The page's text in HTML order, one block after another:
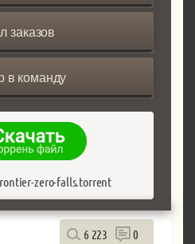
заказов
в команду
zero-falls.torrent
6 223 0